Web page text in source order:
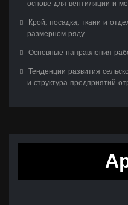
основе для вентиляции и
Крой, посадка, ткани и
размерном ряду
Основные направления
Тенденции развития
и структура предприятий